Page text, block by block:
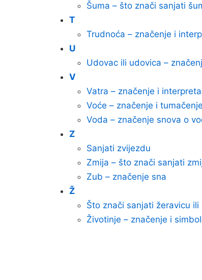
Šuma – što znači sanjati
T
Trudnoća – značenje i
U
Udovac ili udovica –
V
Vatra – značenje i
Voće – značenje i
Voda – značenje snova o
Z
Sanjati zvijezdu
Zmija – što znači sanjati
Zub – značenje sna
Ž
Što znači sanjati žeravicu ili
Životinje – značenje i